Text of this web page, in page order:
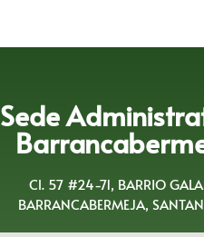
Sede
Cl. 57 #24-71, BARRIO
BARRANCABERMEJA,